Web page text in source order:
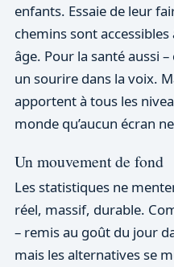
enfants. Essaie de leur
chemins sont
âge. Pour la santé aussi
un sourire dans la voix.
apportent à tous les
monde qu’aucun écran
Un mouvement de fond
Les statistiques ne
réel, massif, durable.
– remis au goût du jour
mais les alternatives se